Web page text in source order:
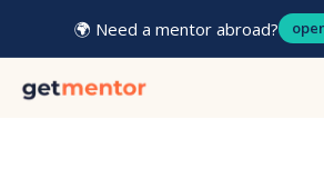
🌍 Need a mentor abroad?